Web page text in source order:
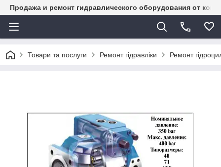
Продажа и ремонт гидравлического оборудования от
Товари та послуги Ремонт гідравліки Ремонт